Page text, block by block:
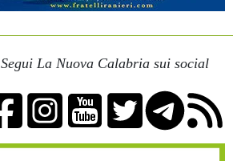
Segui La Nuova Calabria sui social